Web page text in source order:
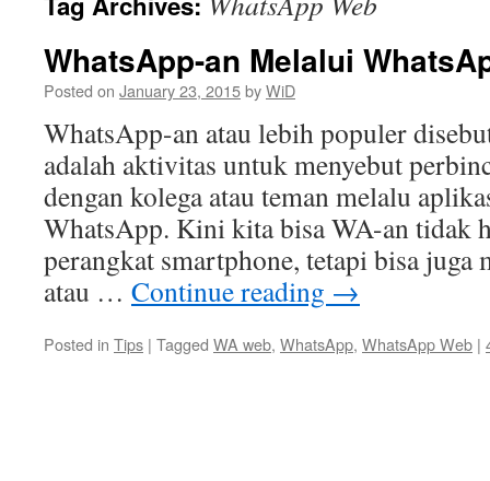
WhatsApp-an Melalui
Posted on January 23, 2015byWiD
WhatsApp-an atau lebih populer
adalah aktivitas untuk menyebut
dengan kolega atau teman melalu
WhatsApp. Kini kita bisa WA-an tidak
perangkat smartphone, tetapi bisa juga
atau … Continue reading →
Posted in Tips | Tagged WA web, WhatsApp, WhatsApp Web |